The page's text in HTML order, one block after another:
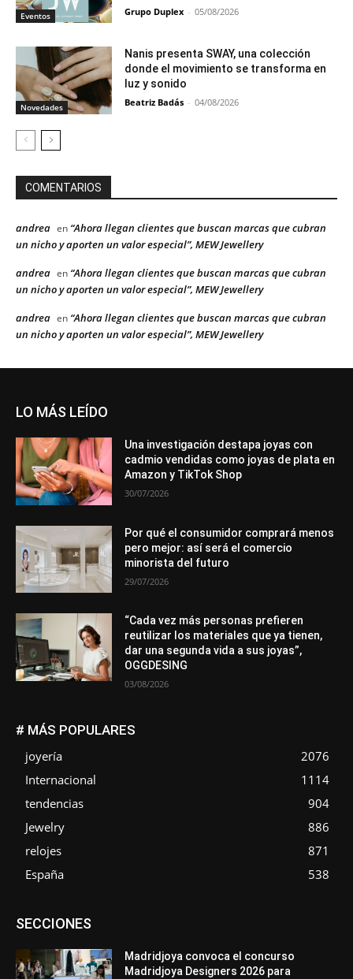
Eventos Grupo Duplex - 05/08/2026
Novedades
Nanis presenta SWAY, una colección
donde el movimiento se transforma en
luz y sonido
Beatriz Badás - 04/08/2026
COMENTARIOS
andrea en “Ahora llegan clientes que buscan marcas que cubran
un nicho y aporten un valor especial”, MEW Jewellery
andrea en “Ahora llegan clientes que buscan marcas que cubran
un nicho y aporten un valor especial”, MEW Jewellery
andrea en “Ahora llegan clientes que buscan marcas que cubran
un nicho y aporten un valor especial”, MEW Jewellery
LO MÁS LEÍDO
Una investigación destapa joyas con
cadmio vendidas como joyas de plata en
Amazon y TikTok Shop
30/07/2026
Por qué el consumidor comprará menos
pero mejor: así será el comercio
minorista del futuro
29/07/2026
“Cada vez más personas prefieren
reutilizar los materiales que ya tienen,
dar una segunda vida a sus joyas”,
OGGDESING
03/08/2026
# MÁS POPULARES
joyería
2076
Internacional
1114
tendencias
904
Jewelry
886
relojes
871
España
538
SECCIONESAsociaciones
Entrevistas
Mundo Técnico
Novedades Opiniones
Perspectiva
Premios
Secciones Sin categoría
Madridjoya convoca el concurso
Madridjoya Designers 2026 para